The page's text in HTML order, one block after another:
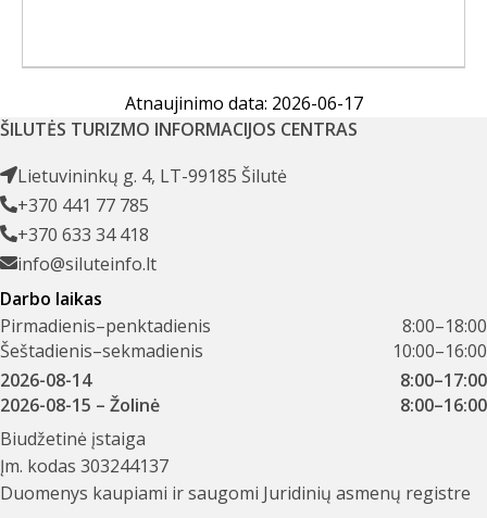
Atnaujinimo data: 2026-06-17
ŠILUTĖS TURIZMO INFORMACIJOS CENTRAS
Lietuvininkų g. 4, LT-99185 Šilutė
+370 441 77 785
+370 633 34 418
info@siluteinfo.lt
Darbo laikas
Pirmadienis–penktadienis
8:00–18:00
Šeštadienis–sekmadienis
10:00–16:00
2026-08-14
8:00–17:00
2026-08-15 – Žolinė
8:00–16:00
Biudžetinė įstaiga
Įm. kodas 303244137
Duomenys kaupiami ir saugomi Juridinių asmenų registre